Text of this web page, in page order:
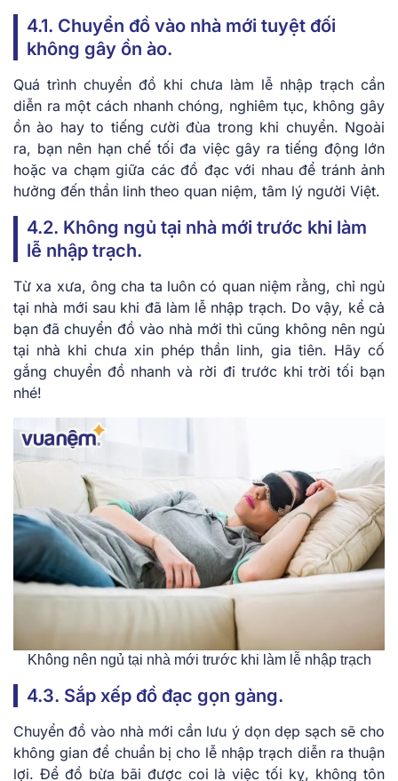
4.1. Chuyển đồ vào nhà mới tuyệt đối
không gây ồn ào.
Quá trình chuyển đồ khi chưa làm lễ nhập trạch cần
diễn ra một cách nhanh chóng, nghiêm tục, không gây
ồn ào hay to tiếng cười đùa trong khi chuyển. Ngoài
ra, bạn nên hạn chế tối đa việc gây ra tiếng động lớn
hoặc va chạm giữa các đồ đạc với nhau để tránh ảnh
hưởng đến thần linh theo quan niệm, tâm lý người Việt.
4.2. Không ngủ tại nhà mới trước khi làm
lễ nhập trạch.
Từ xa xưa, ông cha ta luôn có quan niệm rằng, chỉ ngủ
tại nhà mới sau khi đã làm lễ nhập trạch. Do vậy, kể cả
bạn đã chuyển đồ vào nhà mới thì cũng không nên ngủ
tại nhà khi chưa xin phép thần linh, gia tiên. Hãy cố
gắng chuyển đồ nhanh và rời đi trước khi trời tối bạn
nhé!
Không nên ngủ tại nhà mới trước khi làm lễ nhập trạch
4.3. Sắp xếp đồ đạc gọn gàng.
Chuyển đồ vào nhà mới cần lưu ý dọn dẹp sạch sẽ cho
không gian để chuẩn bị cho lễ nhập trạch diễn ra thuận
lợi. Để đồ bừa bãi được coi là việc tối kỵ, không tôn